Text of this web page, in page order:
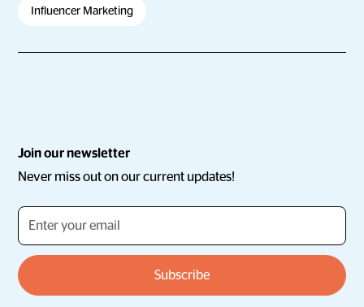
Influencer Marketing
Join our newsletter
Never miss out on our current updates!